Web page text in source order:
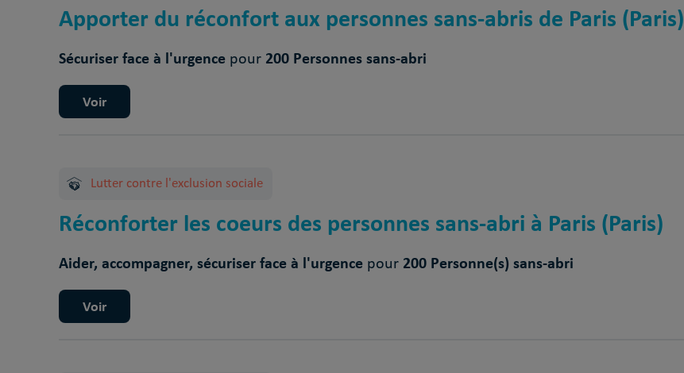
Apporter du réconfort aux personnes sans-abris de Paris (Paris)
Sécuriser face à l'urgence pour 200 Personnes sans-abri
Voir
Lutter contre l'exclusion sociale
Réconforter les coeurs des personnes sans-abri à Paris (Paris)
Aider, accompagner, sécuriser face à l'urgence pour 200 Personne(s) sans-abri
Voir